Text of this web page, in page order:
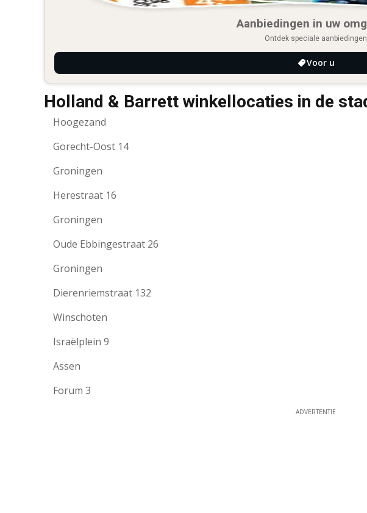
Aanbiedingen in uw
Ontdek speciale aanbiedingen
Voor u
Holland & Barrett winkellocaties in de
Hoogezand
Gorecht-Oost 14
Groningen
Herestraat 16
Groningen
Oude Ebbingestraat 26
Groningen
Dierenriemstraat 132
Winschoten
Israëlplein 9
Assen
Forum 3
ADVERTENTIE